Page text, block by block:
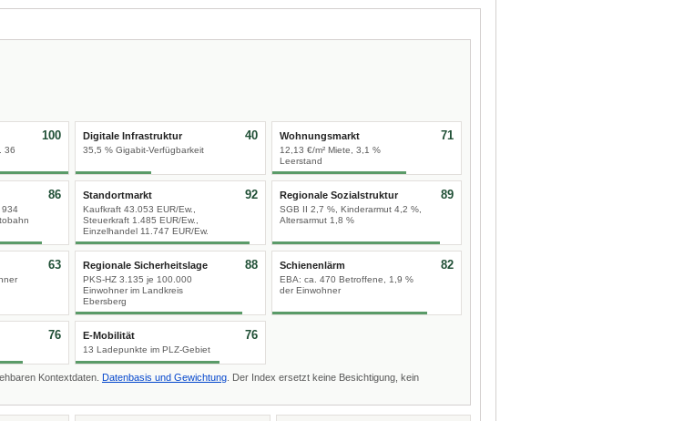
36
100 Digitale Infrastruktur
35,5 % Gigabit-Verfügbarkeit
40 Wohnungsmarkt
12,13 €/m² Miete, 3,1 %
Leerstand
71
934
86 Standortmarkt
Kaufkraft 43.053 EUR/Ew.,
Steuerkraft 1.485 EUR/Ew.,
Einzelhandel 11.747 EUR/Ew.
92 Regionale Sozialstruktur
SGB II 2,7 %, Kinderarmut 4,2 %,
Altersarmut 1,8 %
89
63 Regionale Sicherheitslage
PKS-HZ 3.135 je 100.000
Einwohner im Landkreis
Ebersberg
88 Schienenlärm
EBA: ca. 470 Betroffene, 1,9 %
der Einwohner
82
76 E-Mobilität
13 Ladepunkte im PLZ-Gebiet
76
Kontextdaten. Datenbasis und Gewichtung . Der Index ersetzt keine Besichtigung, kein